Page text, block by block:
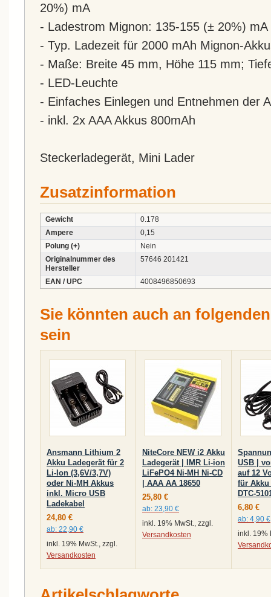
20%) mA
- Ladestrom Mignon: 135-155 (± 20%) mA
- Typ. Ladezeit für 2000 mAh Mignon-
- Maße: Breite 45 mm, Höhe 115 mm;
- LED-Leuchte
- Einfaches Einlegen und Entnehmen der
- inkl. 2x AAA Akkus 800mAh
Steckerladegerät, Mini Lader
Zusatzinformation
Gewicht
0.178
Ampere
0,15
Polung (+)
Nein
Originalnummer des
Hersteller
57646 201421
EAN / UPC 4008496850693
Sie könnten auch an
sein
Ansmann Lithium 2
Akku Ladegerät für 2
Li-Ion (3,6V/3,7V)
oder Ni-MH Akkus
inkl. Micro USB
Ladekabel
24,80 €
ab: 22,90 €
inkl. 19% MwSt., zzgl.
Versandkosten
NiteCore NEW i2 Akku
Ladegerät | IMR Li-ion
LiFePO4 Ni-MH Ni-CD
| AAA AA 18650
25,80 €
ab: 23,90 €
inkl. 19% MwSt., zzgl.
Versandkosten
USB |
auf 12
für Akku
DTC-
6,80 €
ab: 4,90 €
inkl. 19%